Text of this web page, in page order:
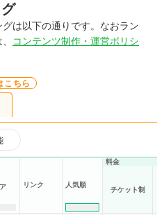
は以下の通りです。なおラン
コンテンツ制作・運営ポリシ
こちら
リンク 人気順
料金
チケット制